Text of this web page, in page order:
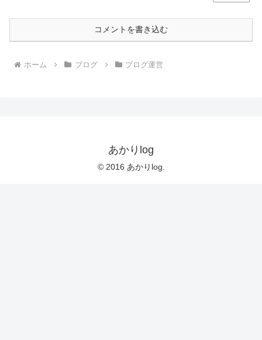
コメントを書き込む
ホーム ブログ ブログ運営
あかりlog
© 2016 あかりlog.